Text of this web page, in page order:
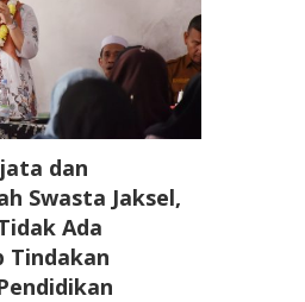
dan
Swasta Jaksel,
Ada
Tindakan